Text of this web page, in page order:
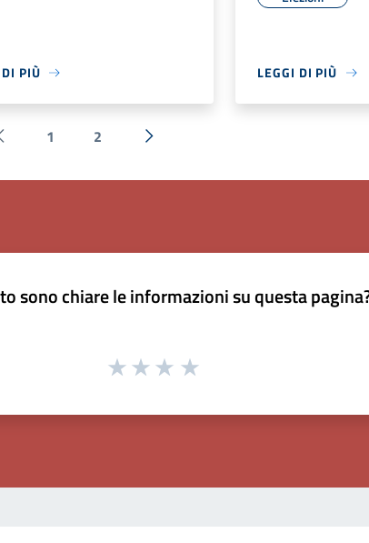
PIÙ LEGGI DI PIÙ
Pagina precedente
1 2
Successiva »
sono chiare le informazioni su questa